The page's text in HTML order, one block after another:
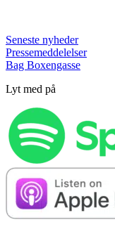
Seneste nyheder
Pressemeddelelser
Bag Boxengasse
Lyt med på